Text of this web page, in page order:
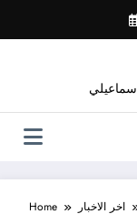
content
Home اخر الاخبار